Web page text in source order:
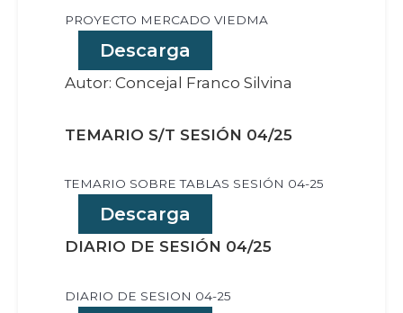
PROYECTO MERCADO VIEDMA
Descarga
Autor: Concejal Franco Silvina
TEMARIO S/T SESIÓN 04/25
TEMARIO SOBRE TABLAS SESIÓN 04-25
Descarga
DIARIO DE SESIÓN 04/25
DIARIO DE SESION 04-25